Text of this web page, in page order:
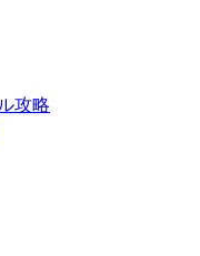
攻略